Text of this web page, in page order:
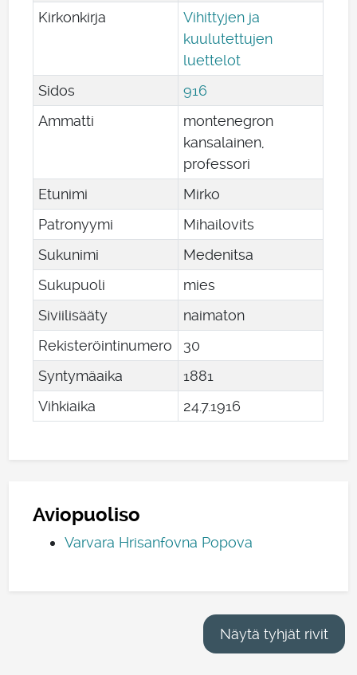
Kirkonkirja
Vihittyjen ja
kuulutettujen
luettelot
Sidos
916
Ammatti
montenegron
kansalainen,
professori
Etunimi
Mirko
Patronyymi
Mihailovits
Sukunimi
Medenitsa
Sukupuoli
mies
Siviilisääty
naimaton
Rekisteröintinumero
30
Syntymäaika
1881
Vihkiaika
24.7.1916
Aviopuoliso
Varvara Hrisanfovna Popova
Näytä tyhjät rivit